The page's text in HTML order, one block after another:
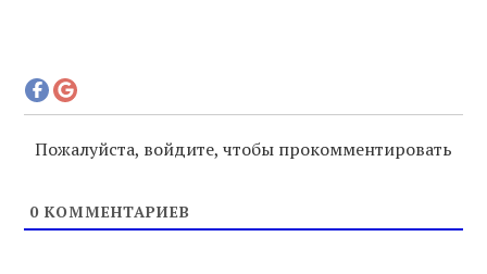
Пожалуйста, войдите, чтобы прокомментировать
0 КОММЕНТАРИЕВ